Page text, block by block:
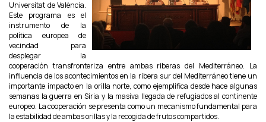
Universitat de València.
Este programa es el
instrumento de la
política europea de
vecindad para
desplegar la
cooperación transfronteriza entre ambas riberas del Mediterráneo. La
influencia de los acontecimientos en la ribera sur del Mediterráneo tiene un
importante impacto en la orilla norte, como ejemplifica desde hace algunas
semanas la guerra en Siria y la masiva llegada de refugiados al continente
europeo. La cooperación se presenta como un mecanismo fundamental para
la estabilidad de ambas orillas y la recogida de frutos compartidos.